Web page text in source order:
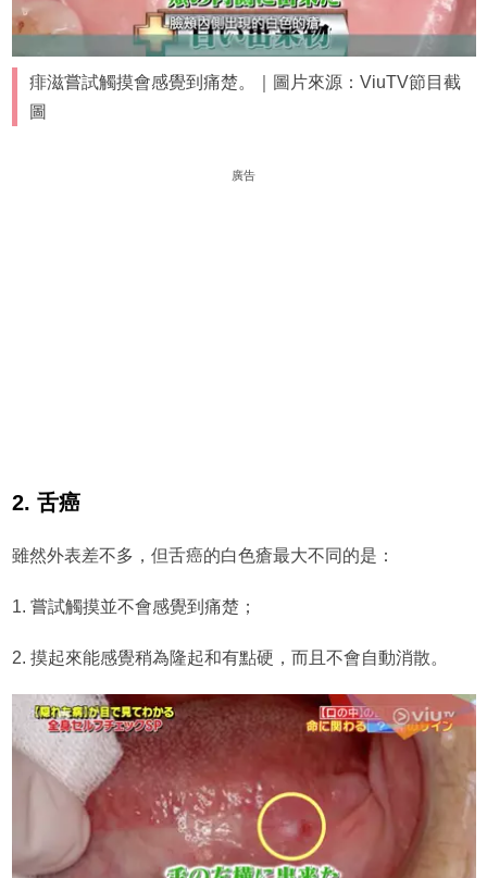
痱滋嘗試觸摸會感覺到痛楚。｜圖片來源：ViuTV節目截
圖
廣告
2. 舌癌
雖然外表差不多，但舌癌的白色瘡最大不同的是：
1. 嘗試觸摸並不會感覺到痛楚；
2. 摸起來能感覺稍為隆起和有點硬，而且不會自動消散。